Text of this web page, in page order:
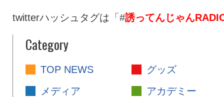
twitterハッシュタグは「#誘ってんじゃん
Category
TOP NEWS
グッズ
メディア
アカデミー